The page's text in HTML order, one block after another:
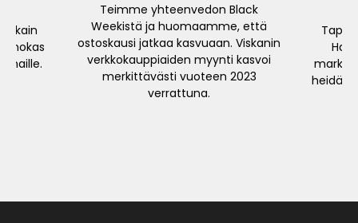
Teimme yhteenvedon Black
Weekistä ja huomaamme, että
ostoskausi jatkaa kasvuaan. Viskanin
verkkokauppiaiden myynti kasvoi
merkittävästi vuoteen 2023
verrattuna.
heidän